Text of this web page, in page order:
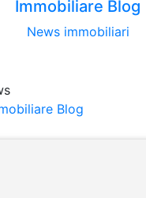
Immobiliare Blog
News immobiliari
Blog